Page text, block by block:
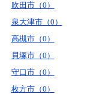
吹田市（0）
泉大津市（0）
高槻市（0）
貝塚市（0）
守口市（0）
枚方市（0）